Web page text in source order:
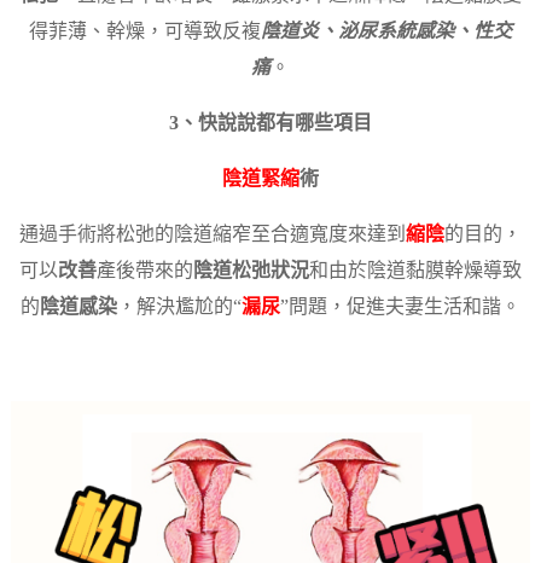
得菲薄、幹燥，可導致反複陰道炎、泌尿系統感染、性交
痛。
3、快說說都有哪些項目
陰道緊縮術
通過手術將松弛的陰道縮窄至合適寬度來達到 縮陰的目的，
可以改善產後帶來的 陰道松弛狀況和由於陰道黏膜幹燥導致
的 陰道感染 ，解決尷尬的“漏尿”問題，促進夫妻生活和諧。